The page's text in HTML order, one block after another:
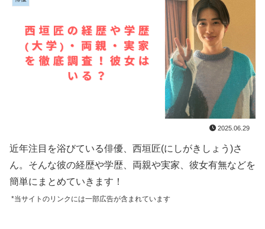
2025.06.29
近年注目を浴びている俳優、西垣匠(にしがきしょう)さ
ん。そんな彼の経歴や学歴、両親や実家、彼女有無などを
簡単にまとめていきます！
*当サイトのリンクには一部広告が含まれています